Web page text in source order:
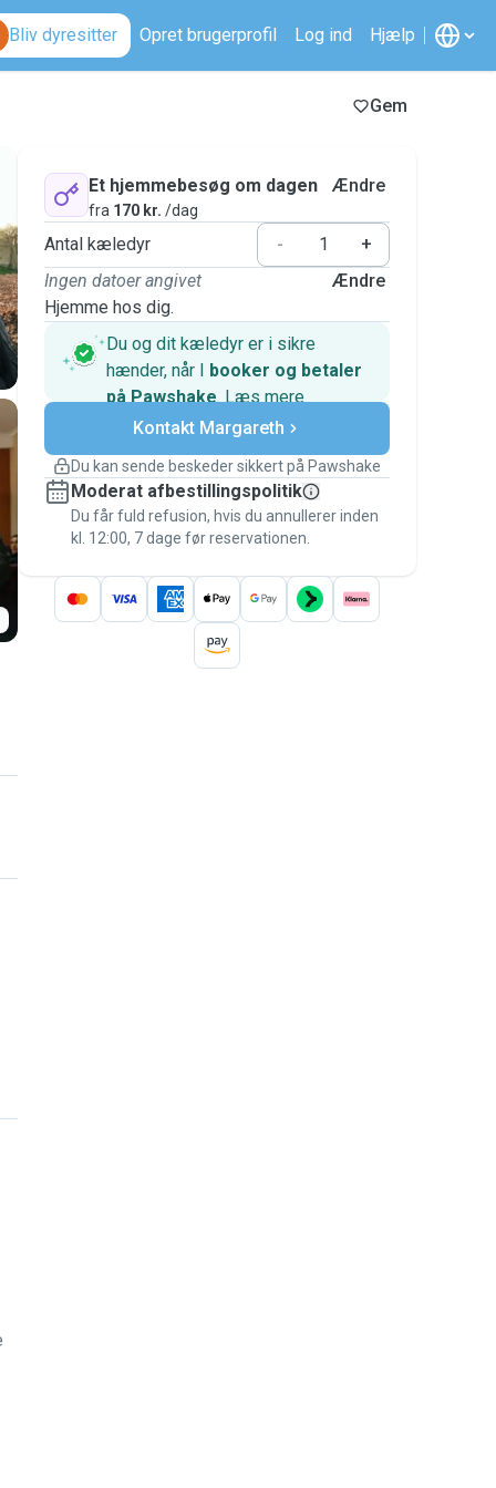
Bliv dyresitter Opret brugerprofil Log ind Hjælp
Gem
Et hjemmebesøg om dagen
fra 170 kr. /dag
Ændre
Antal kæledyr -
+
Ingen datoer angivet
Hjemme hos dig.
Ændre
Du og dit kæledyr er i sikre
hænder, når I booker og betaler
på Pawshake. Læs mere
Sikre betalinger
Support, hvis planerne ændrer
Dækkede bookinger
Hold alt på Pawshake – fra den første
besked til betalingen – for at være dækket
afPawshake-garantien.
Kontakt Margareth
Du kan sende beskeder sikkert på Pawshake
Moderat afbestillingspolitik
Du får fuld refusion, hvis du annullerer inden
kl. 12:00, 7 dage før reservationen.